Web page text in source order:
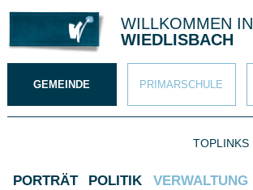
Direkt zum Inhalt springen
WILLKOMMEN IN
WIEDLISBACH
GEMEINDE PRIMAR­SCHULE
TOPLINKS
Hauptnavigation
PORTRÄT POLITIK VERWALTUNG